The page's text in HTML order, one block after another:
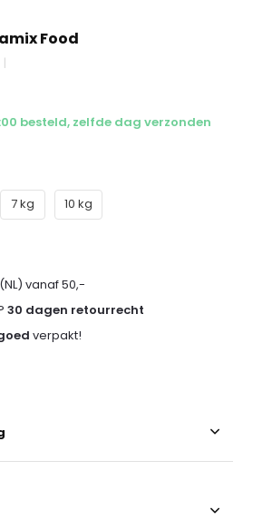
Food
besteld, zelfde dag verzonden
7 kg 10 kg
vanaf 50,-
30 dagen retourrecht
verpakt!